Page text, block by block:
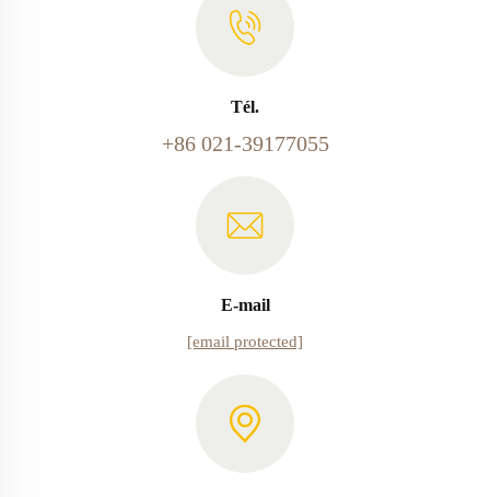
Tél.
+86 021-39177055
E-mail
[email protected]